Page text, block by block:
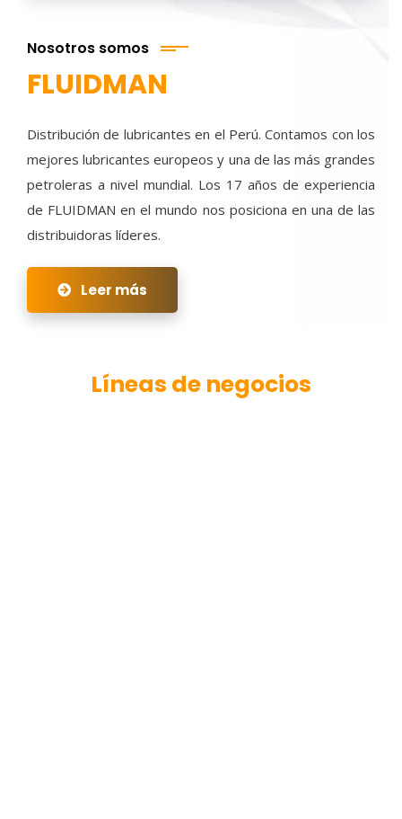
Nosotros somos
FLUIDMAN
Distribución de lubricantes en el Perú. Contamos con los
mejores lubricantes europeos y una de las más grandes
petroleras a nivel mundial. Los 17 años de experiencia
de FLUIDMAN en el mundo nos posiciona en una de las
distribuidoras líderes.
Leer más
Líneas de negocios